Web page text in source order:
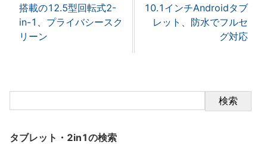
搭載の12.5型回転式2-
in-1、プライバシースク
リーン
10.1インチAndroidタブ
レット、防水でフルセ
グ対応
検索
タブレット・2in1の検索